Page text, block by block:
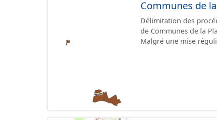
Communes de
Délimitation des
de Communes de la
Malgré une mise